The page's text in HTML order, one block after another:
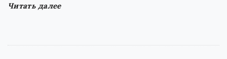
Читать далее